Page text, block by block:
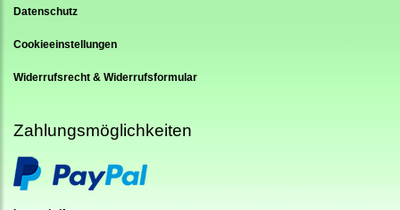
Datenschutz
Cookieeinstellungen
Widerrufsrecht & Widerrufsformular
Zahlungsmöglichkeiten